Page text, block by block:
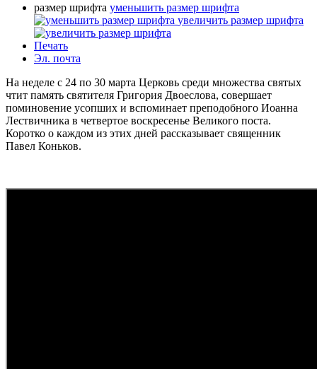
размер шрифта уменьшить размер шрифта
увеличить размер шрифта
Печать
Эл. почта
На неделе с 24 по 30 марта Церковь среди множества святых
чтит память святителя Григория Двоеслова, совершает
поминовение усопших и вспоминает преподобного Иоанна
Лествичника в четвертое воскресенье Великого поста.
Коротко о каждом из этих дней рассказывает священник
Павел Коньков.